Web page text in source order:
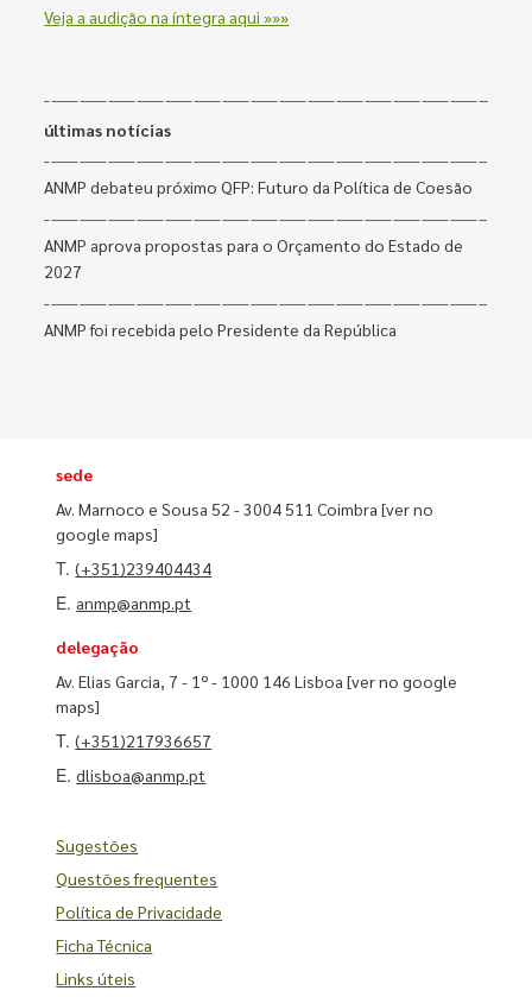
Veja a audição na íntegra aqui »»»
últimas notícias
ANMP debateu próximo QFP: Futuro da Política de Coesão
ANMP aprova propostas para o Orçamento do Estado de
2027
ANMP foi recebida pelo Presidente da República
sede
Av. Marnoco e Sousa 52 - 3004 511 Coimbra[ver no
google maps]
T.(+351)239404434
E. anmp@anmp.pt
delegação
Av. Elias Garcia, 7 - 1º - 1000 146 Lisboa[ver no google
maps]
T.(+351)217936657
E.dlisboa@anmp.pt
Sugestões
Questões frequentes
Política de Privacidade
Ficha Técnica
Links úteis